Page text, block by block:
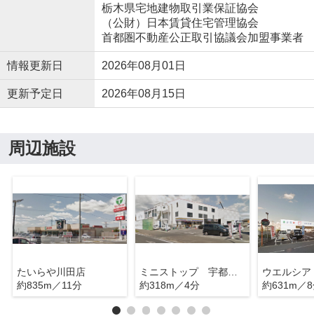
栃木県宅地建物取引業保証協会
（公財）日本賃貸住宅管理協会
首都圏不動産公正取引協議会加盟事業者
情報更新日 2026年08月01日
更新予定日 2026年08月15日
周辺施設
たいらや川田店
約835m／11分
ミニストップ 宇都宮川田町店
約318m／4分
約631m／